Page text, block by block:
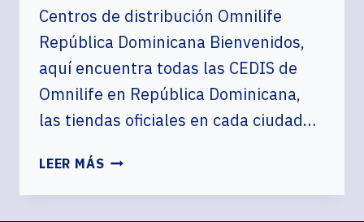
Centros de distribución Omnilife
República Dominicana Bienvenidos,
aquí encuentra todas las CEDIS de
Omnilife en República Dominicana,
las tiendas oficiales en cada ciudad…
LEER MÁS CEDIS
REPÚBLICA